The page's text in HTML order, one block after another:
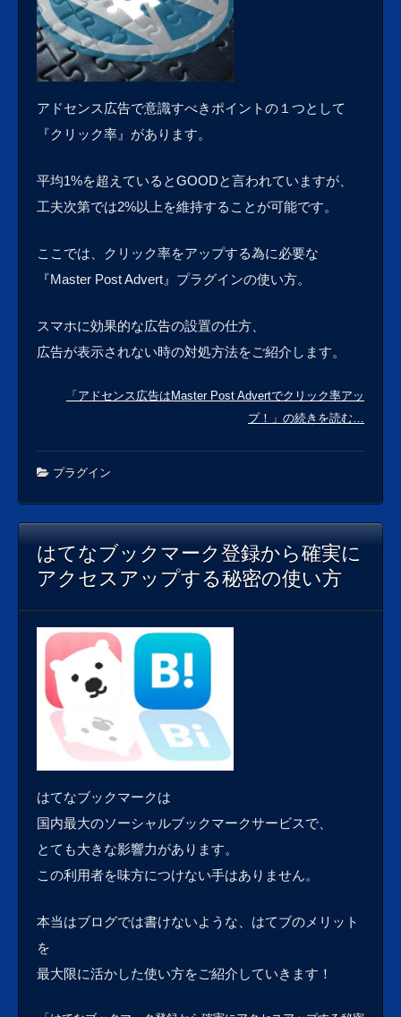
アドセンス広告で意識すべきポイントの１つとして
『クリック率』があります。
平均1%を超えているとGOODと言われていますが、
工夫次第では2%以上を維持することが可能です。
ここでは、クリック率をアップする為に必要な
『Master Post Advert』プラグインの使い方。
スマホに効果的な広告の設置の仕方、
広告が表示されない時の対処方法をご紹介します。
「アドセンス広告はMaster Post Advertでクリック率アッ
プ！」の続きを読む…
プラグイン
はてなブックマーク登録から確実に
アクセスアップする秘密の使い方
はてなブックマークは
国内最大のソーシャルブックマークサービスで、
とても大きな影響力があります。
この利用者を味方につけない手はありません。
本当はブログでは書けないような、はてブのメリット
を
最大限に活かした使い方をご紹介していきます！